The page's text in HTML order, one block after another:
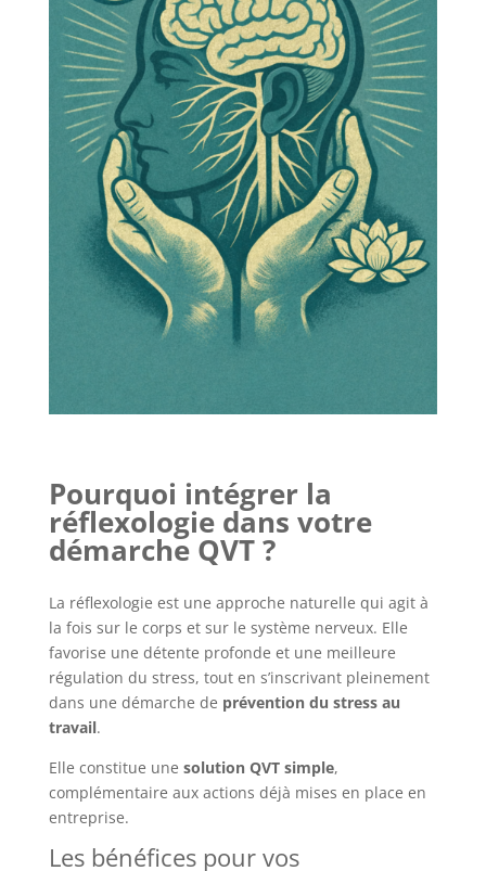
Pourquoi intégrer la
réflexologie dans votre
démarche QVT ?
La réflexologie est une approche naturelle qui agit à
la fois sur le corps et sur le système nerveux. Elle
favorise une détente profonde et une meilleure
régulation du stress, tout en s’inscrivant pleinement
dans une démarche de prévention du stress au
travail.
Elle constitue une solution QVT simple,
complémentaire aux actions déjà mises en place en
entreprise.
Les bénéfices pour vos